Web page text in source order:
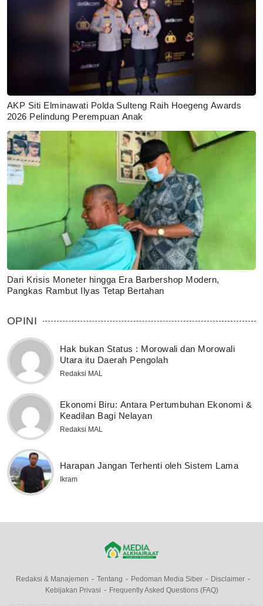
AKP Siti Elminawati Polda Sulteng Raih Hoegeng Awards
2026 Pelindung Perempuan Anak
Dari Krisis Moneter hingga Era Barbershop Modern,
Pangkas Rambut Ilyas Tetap Bertahan
OPINI
Hak bukan Status : Morowali dan Morowali
Utara itu Daerah Pengolah
Redaksi MAL
Ekonomi Biru: Antara Pertumbuhan Ekonomi &
Keadilan Bagi Nelayan
Redaksi MAL
Harapan Jangan Terhenti oleh Sistem Lama
Ikram
Redaksi & Manajemen Tentang Pedoman Media Siber
Disclaimer
Kebijakan Privasi
Frequently Asked Questions (FAQ)